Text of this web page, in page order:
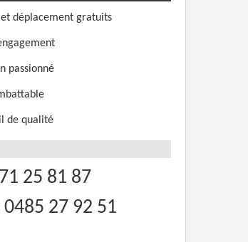
et déplacement gratuits
passionné
de qualité
25 81 87
0485 27 92 51